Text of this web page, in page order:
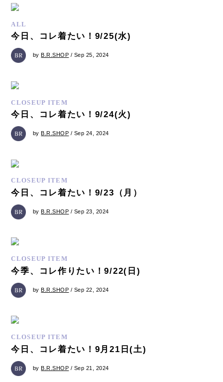
ALL
今日、コレ着たい！9/25(水)
byB.R.SHOP / Sep 25, 2024
CLOSEUP ITEM
今日、コレ着たい！9/24(火)
byB.R.SHOP / Sep 24, 2024
CLOSEUP ITEM
今日、コレ着たい！9/23（月）
byB.R.SHOP / Sep 23, 2024
CLOSEUP ITEM
今季、コレ作りたい！9/22(日)
byB.R.SHOP / Sep 22, 2024
CLOSEUP ITEM
今日、コレ着たい！9月21日(土)
byB.R.SHOP / Sep 21, 2024